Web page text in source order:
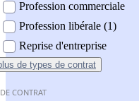
Profession commerciale
Profession libérale (1)
Reprise d'entreprise
de types de contrat
CONTRAT